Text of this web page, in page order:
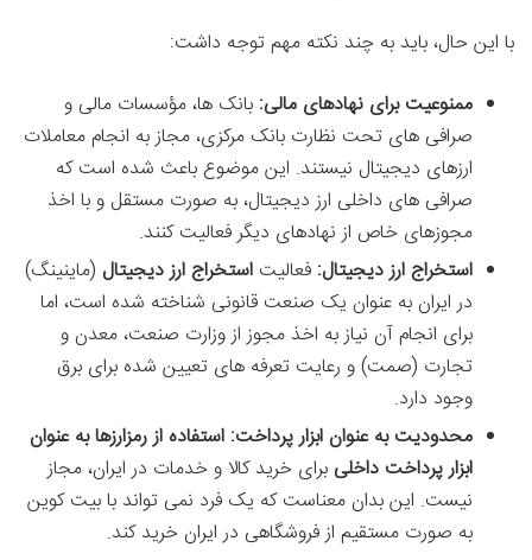
با این حال، باید به چند نکته مهم توجه داشت:
ممنوعیت برای نهادهای مالی: بانک ها، مؤسسات مالی و
صرافی های تحت نظارت بانک مرکزی، مجاز به انجام معاملات
ارزهای دیجیتال نیستند. این موضوع باعث شده است که
صرافی های داخلی ارز دیجیتال، به صورت مستقل و با اخذ
مجوزهای خاص از نهادهای دیگر فعالیت کنند.
استخراج ارز دیجیتال: فعالیت استخراج ارز دیجیتال (ماینینگ)
در ایران به عنوان یک صنعت قانونی شناخته شده است، اما
برای انجام آن نیاز به اخذ مجوز از وزارت صنعت، معدن و
تجارت (صمت) و رعایت تعرفه های تعیین شده برای برق
وجود دارد.
محدودیت به عنوان ابزار پرداخت: استفاده از رمزارزها به عنوان
ابزار پرداخت داخلی برای خرید کالا و خدمات در ایران، مجاز
نیست. این بدان معناست که یک فرد نمی تواند با بیت کوین
به صورت مستقیم از فروشگاهی در ایران خرید کند.